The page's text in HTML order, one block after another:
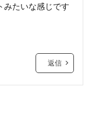
みたいな感じです
返信